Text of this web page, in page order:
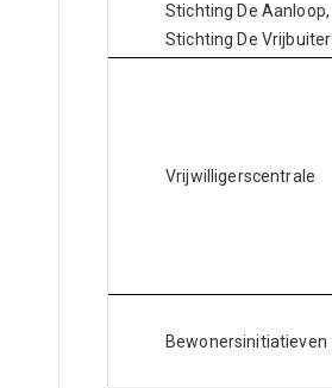
Stichting De Aanloop,
Stichting De Vrijbuiter
Vrijwilligerscentrale
Bewonersinitiatieven